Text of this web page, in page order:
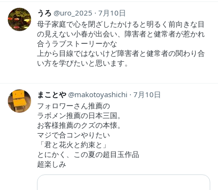
うろ uro_2025
7月10日
母子家庭で心を閉ざしたかけると明るく前向きな目
の見えない小春が出会い、障害者と健常者が惹かれ
合うラブストーリーかな
上から目線ではないけど障害者と健常者の関わり合
い方を学びたいと思います。
まことや makotoyashichi
7月10日
フォロワーさん推薦の
ラボメン推薦の日本三国。
お客様推薦のクズの本懐。
マジで合コンやりたい
「君と花火と約束と」
とにかく、この夏の超目玉作品
超楽しみ